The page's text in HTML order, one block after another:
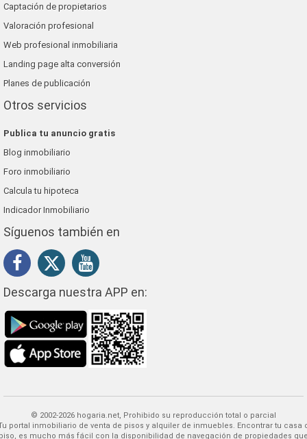
Captación de propietarios
Valoración profesional
Web profesional inmobiliaria
Landing page alta conversión
Planes de publicación
Otros servicios
Publica tu anuncio gratis
Blog inmobiliario
Foro inmobiliario
Calcula tu hipoteca
Indicador Inmobiliario
Síguenos también en
Descarga nuestra APP en:
© 2002-2026 hogaria.net, Prohibido su reproducción total o parcial
Encontrar tu casa o
es mucho más fácil con la disponibilidad de navegación de propiedades